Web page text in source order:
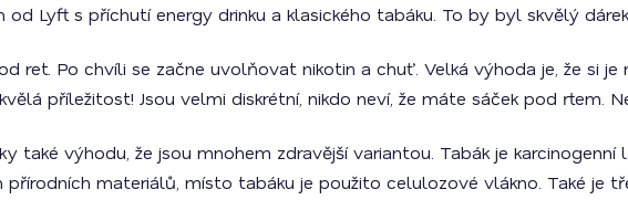
Lyft s příchutí energy drinku a klasického tabáku. To by byl skvělý
ret. Po chvíli se začne uvolňovat nikotin a chuť. Velká výhoda je, že si je
příležitost! Jsou velmi diskrétní, nikdo neví, že máte sáček pod rtem.
také výhodu, že jsou mnohem zdravější variantou. Tabák je
materiálů, místo tabáku je použito celulozové vlákno. Také je